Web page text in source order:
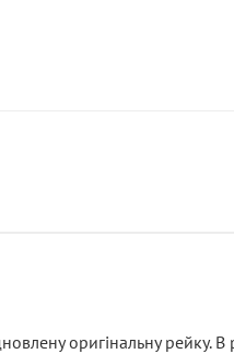
оригінальну рейку. В